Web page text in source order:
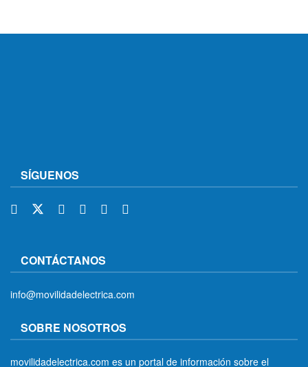
SÍGUENOS
CONTÁCTANOS
info@movilidadelectrica.com
SOBRE NOSOTROS
movilidadelectrica.com es un portal de información sobre el